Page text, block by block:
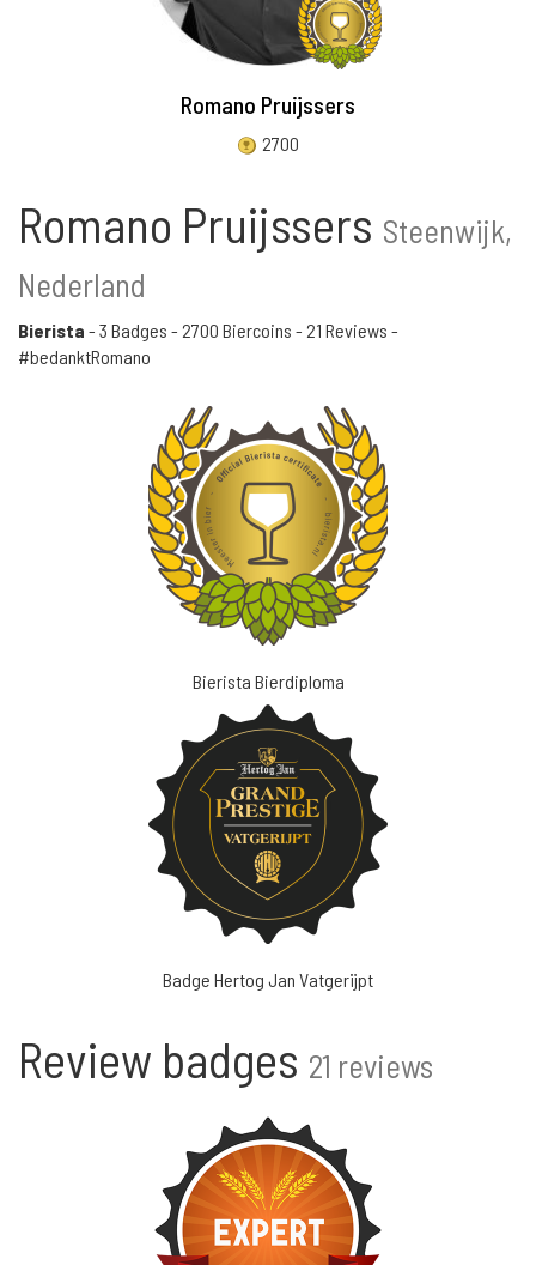
Romano Pruijssers
2700
Romano Pruijssers Steenwijk,
Nederland
Bierista - 3 Badges - 2700 Biercoins - 21 Reviews -
#bedanktRomano
Bierista Bierdiploma
Badge Hertog Jan Vatgerijpt
Review badges 21 reviews